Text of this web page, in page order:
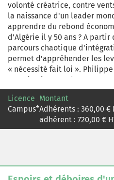
volonté créatrice, contre
la naissance d'un leader
apprendre du rebond
d'Algérie il y 50 ans ? A
parcours chaotique
permet d'appréhender les
« nécessité fait loi ».
organisations modernes,
d'Algérie, doivent aussi se
d'effectuation, de sérendipité
Michel Derczansky,
et établit un lien entre le
Licence
Campus*
Montant
Adhérents : 360,00 €
adhérent : 720,00 €